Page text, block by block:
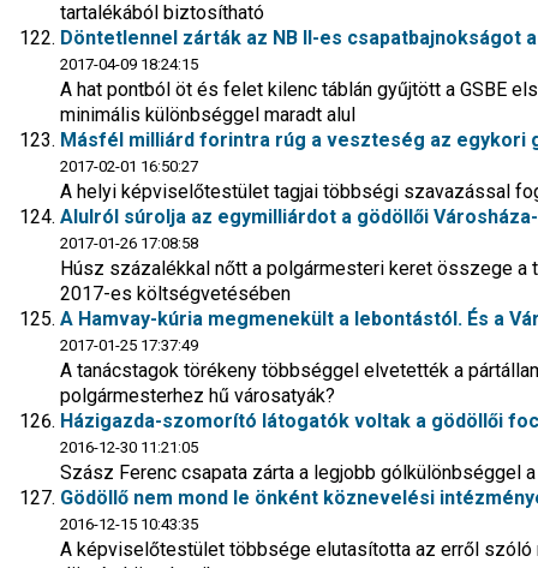
tartalékából biztosítható
Döntetlennel zárták az NB II-es csapatbajnokságot
2017-04-09 18:24:15
A hat pontból öt és felet kilenc táblán gyűjtött a GSBE
minimális különbséggel maradt alul
Másfél milliárd forintra rúg a veszteség az egykori
2017-02-01 16:50:27
A helyi képviselőtestület tagjai többségi szavazással
Alulról súrolja az egymilliárdot a gödöllői
2017-01-26 17:08:58
Húsz százalékkal nőtt a polgármesteri keret összege
2017-es költségvetésében
A Hamvay-kúria megmenekült a lebontástól. És a
2017-01-25 17:37:49
A tanácstagok törékeny többséggel elvetették a
polgármesterhez hű városatyák?
Házigazda-szomorító látogatók voltak a gödöllői
2016-12-30 11:21:05
Szász Ferenc csapata zárta a legjobb gólkülönbséggel
Gödöllő nem mond le önként köznevelési
2016-12-15 10:43:35
A képviselőtestület többsége elutasította az erről